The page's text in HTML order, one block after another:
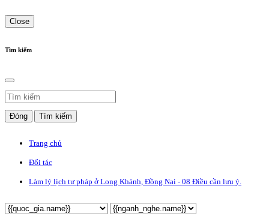
Close
Tìm kiếm
Đóng Tìm kiếm
Trang chủ
Đối tác
Làm lý lịch tư pháp ở Long Khánh, Đồng Nai - 08 Điều cần lưu ý.